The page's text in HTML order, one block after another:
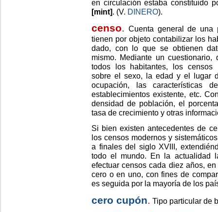
en circulación estaba constituido
[mint] . (V. DINERO).
censo. Cuenta general de una
tienen por objeto contabilizar los
dado, con lo que se obtienen
mismo. Mediante un
todos los habitantes, los censos
sobre el sexo, la edad y el lugar
ocupación, las características
establecimientos existente, etc.
densidad de población, el
tasa de crecimiento y otras
Si bien existen antecedentes de
los censos modernos y
a finales del siglo XVIII,
todo el mundo. En la actualidad
efectuar censos cada diez años,
cero o en uno, con fines de
es seguida por la mayoría de los
cero cupón. Tipo particular de